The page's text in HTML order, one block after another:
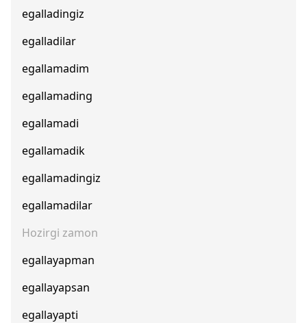
egalladingiz
egalladilar
egallamadim
egallamading
egallamadi
egallamadik
egallamadingiz
egallamadilar
Hozirgi zamon
egallayapman
egallayapsan
egallayapti